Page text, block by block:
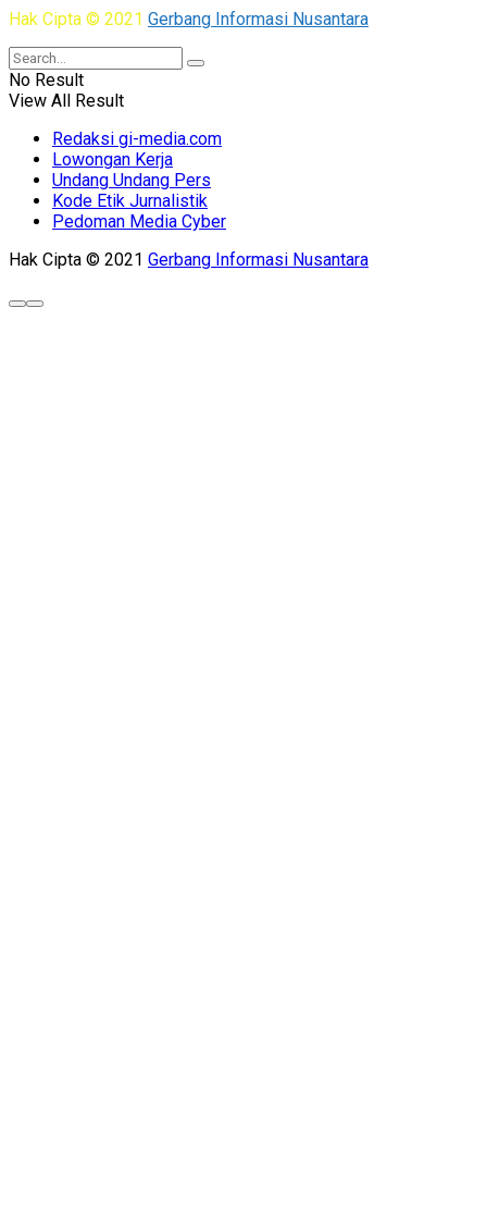
Hak Cipta © 2021 Gerbang Informasi Nusantara
No Result
View All Result
Redaksi gi-media.com
Lowongan Kerja
Undang Undang Pers
Kode Etik Jurnalistik
Pedoman Media Cyber
Hak Cipta © 2021 Gerbang Informasi Nusantara